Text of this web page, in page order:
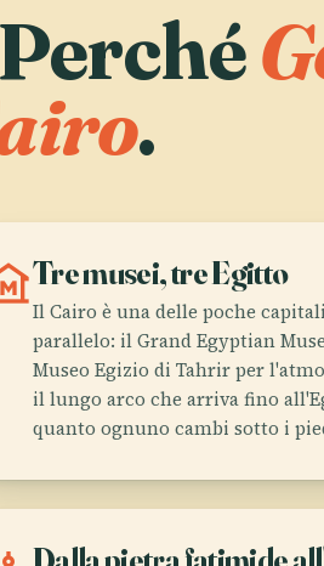
Perché
.
Tre musei, tre Egitto
Il Cairo è una delle poche
parallelo: il Grand Egyptian
Museo Egizio di Tahrir per
il lungo arco che arriva fino
quanto ognuno cambi sotto i